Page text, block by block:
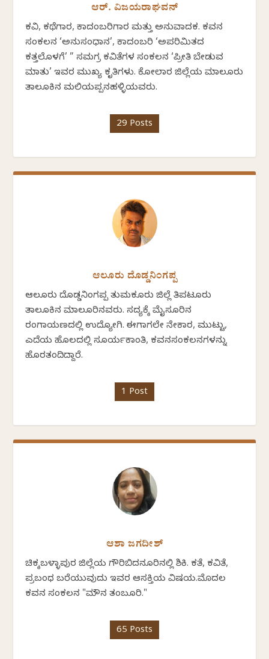
ಆರ್. ವಿಜಯರಾಘವನ್
ಕವಿ, ಕಥೆಗಾರ, ಕಾದಂಬರಿಗಾರ ಮತ್ತು ಅನುವಾದಕ. ಕವನ
ಸಂಕಲನ ‘ಅನುಸಂಧಾನ’, ಕಾದಂಬರಿ ‘ಅಪರಿಮಿತದ
ಕತ್ತಲೊಳಗೆ’ ” ಸಮಗ್ರ ಕವಿತೆಗಳ ಸಂಕಲನ ‘ಪ್ರೀತಿ ಬೇಡುವ
ಮಾತು’ ಇವರ ಮುಖ್ಯ ಕೃತಿಗಳು. ಕೋಲಾರ ಜಿಲ್ಲೆಯ ಮಾಲೂರು
ತಾಲೂಕಿನ ಮಲಿಯಪ್ಪನಹಳ್ಳಿಯವರು.
29 Posts
ಆಲೂರು ದೊಡ್ಡನಿಂಗಪ್ಪ
ಆಲೂರು ದೊಡ್ಡನಿಂಗಪ್ಪ ತುಮಕೂರು ಜಿಲ್ಲೆ ತಿಪಟೂರು
ತಾಲೂಕಿನ ಮಾಲೂರಿನವರು. ಸದ್ಯಕ್ಕೆ ಮೈಸೂರಿನ
ರಂಗಾಯಣದಲ್ಲಿ ಉದ್ಯೋಗಿ. ಈಗಾಗಲೇ ನೇಕಾರ, ಮುಟ್ಟು,
ಎದೆಯ ಹೊಲದಲ್ಲಿ ಸೂರ್ಯಕಾಂತಿ, ಕವನಸಂಕಲನಗಳನ್ನು
ಹೊರತಂದಿದ್ದಾರೆ.
1 Post
ಆಶಾ ಜಗದೀಶ್
ಚಿಕ್ಕಬಳ್ಳಾಪುರ ಜಿಲ್ಲೆಯ ಗೌರಿಬಿದನೂರಿನಲ್ಲಿ ಶಿಕ್ಷಕಿ. ಕತೆ, ಕವಿತೆ,
ಪ್ರಬಂಧ ಬರೆಯುವುದು ಇವರ ಆಸಕ್ತಿಯ ವಿಷಯ.ಮೊದಲ
ಕವನ ಸಂಕಲನ "ಮೌನ ತಂಬೂರಿ."
65 Posts